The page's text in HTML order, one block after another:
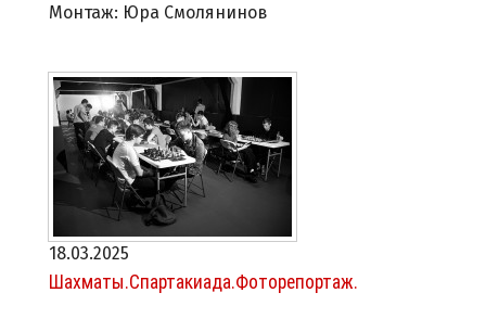
Монтаж: Юра Смолянинов
18.03.2025
Шахматы.Спартакиада.Фоторепортаж.